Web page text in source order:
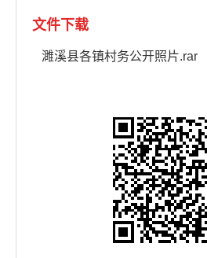
文件下载
濉溪县各镇村务公开照片.rar